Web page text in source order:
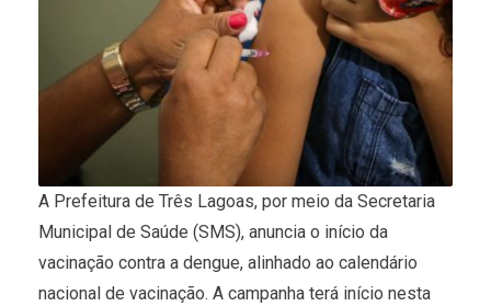
A Prefeitura de Três Lagoas, por meio da Secretaria
Municipal de Saúde (SMS), anuncia o início da
vacinação contra a dengue, alinhado ao calendário
nacional de vacinação. A campanha terá início nesta